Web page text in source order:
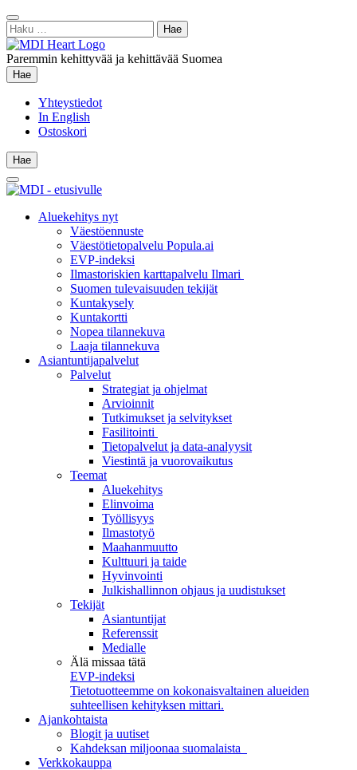
Siirry
sisältöön
Sulje
hae
Haku:
Paremmin kehittyvää ja kehittävää Suomea
Hae
Hae
Yhteystiedot
In English
Ostoskori
Hae
Hae
Main
Menu
Aluekehitys nyt
Väestöennuste
Väestötietopalvelu Popula.ai
EVP-indeksi
Ilmastoriskien karttapalvelu Ilmari
Suomen tulevaisuuden tekijät
Kuntakysely
Kuntakortti
Nopea tilannekuva
Laaja tilannekuva
Asiantuntijapalvelut
Palvelut
Strategiat ja ohjelmat
Arvioinnit
Tutkimukset ja selvitykset
Fasilitointi
Tietopalvelut ja data-analyysit
Viestintä ja vuorovaikutus
Teemat
Aluekehitys
Elinvoima
Työllisyys
Ilmastotyö
Maahanmuutto
Kulttuuri ja taide
Hyvinvointi
Julkishallinnon ohjaus ja uudistukset
Tekijät
Asiantuntijat
Referenssit
Medialle
Älä missaa tätä
EVP-indeksi
Tietotuotteemme on kokonaisvaltainen alueiden
suhteellisen kehityksen mittari.
Ajankohtaista
Blogit ja uutiset
Kahdeksan miljoonaa suomalaista
Verkkokauppa